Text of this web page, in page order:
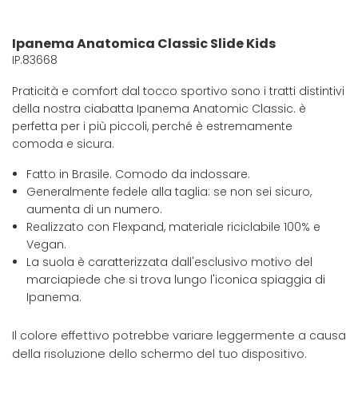
Ipanema Anatomica Classic Slide Kids
IP.83668
Praticità e comfort dal tocco sportivo sono i tratti distintivi
della nostra ciabatta Ipanema Anatomic Classic. è
perfetta per i più piccoli, perché è estremamente
comoda e sicura.
Fatto in Brasile. Comodo da indossare.
Generalmente fedele alla taglia: se non sei sicuro,
aumenta di un numero.
Realizzato con Flexpand, materiale riciclabile 100% e
Vegan.
La suola è caratterizzata dall'esclusivo motivo del
marciapiede che si trova lungo l'iconica spiaggia di
Ipanema.
Il colore effettivo potrebbe variare leggermente a causa
della risoluzione dello schermo del tuo dispositivo.